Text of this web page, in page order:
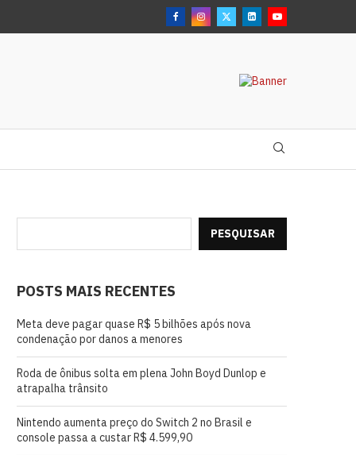
PESQUISAR
POSTS MAIS RECENTES
Meta deve pagar quase R$ 5 bilhões após nova
condenação por danos a menores
Roda de ônibus solta em plena John Boyd Dunlop e
atrapalha trânsito
Nintendo aumenta preço do Switch 2 no Brasil e
console passa a custar R$ 4.599,90